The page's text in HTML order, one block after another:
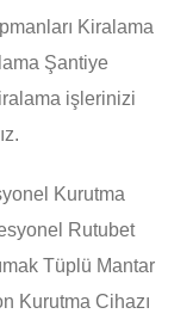
Kiralama
Şantiye
işlerinizi
Kurutma
Rutubet
Tüplü Mantar
Kurutma Cihazı